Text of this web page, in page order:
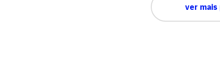
ver mais